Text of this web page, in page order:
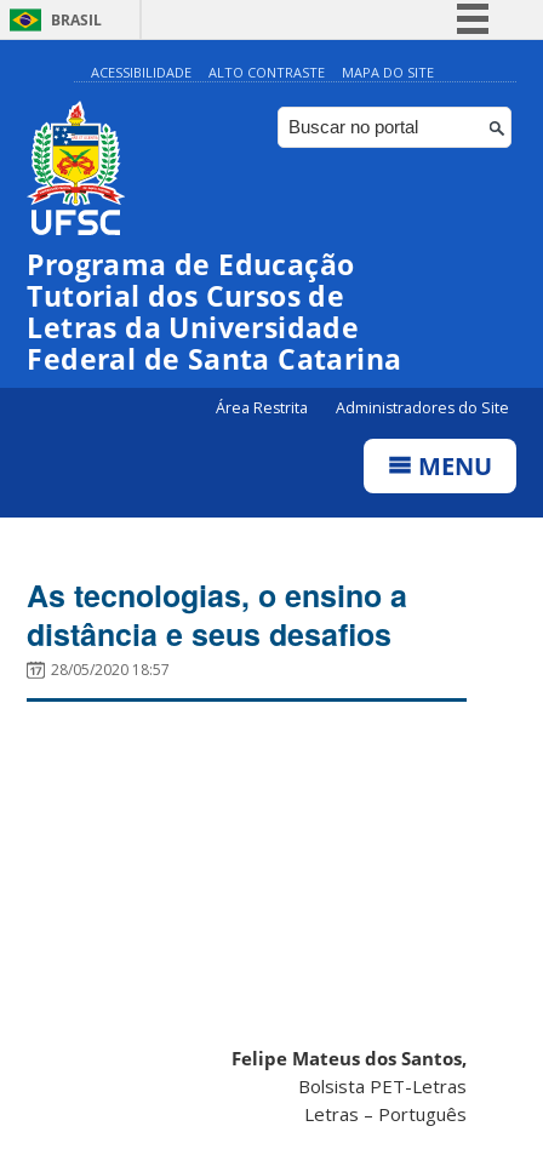
BRASIL
Simplifique!
Comunica BR
Participe
ACESSIBILIDADE ALTO CONTRASTE MAPA DO SITE
Programa de Educação
Tutorial dos Cursos de
Letras da Universidade
Federal de Santa Catarina
Área Restrita Administradores do Site
MENU
As tecnologias, o ensino a
distância e seus desafios
28/05/2020 18:57
Felipe Mateus dos Santos,
Bolsista PET-Letras
Letras – Português